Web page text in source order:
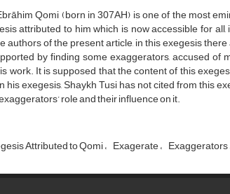
Qomi (born in 307AH) is one of the most
attributed to him which is now accessible for
authors of the present article, in this exegesis
by finding some exaggerators, accused
work. It is supposed that the content of this
his exegesis, Shaykh Tusi has not cited from this
role and their influence on it.
Attributed to Qomi Exagerate Exaggerators